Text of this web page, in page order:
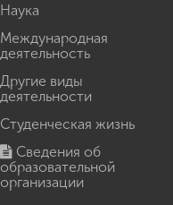
Наука
Международная
деятельность
Другие виды
деятельности
Студенческая жизнь
Сведения об
образовательной
организации